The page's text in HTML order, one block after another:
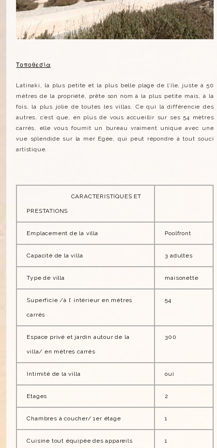
Τοποθεσία
Latinaki, la plus petite et la plus belle plage de l’île, juste à 50
mètres de la propriété, prête son nom à la plus petite mais, à la
fois, la plus jolie de toutes les villas. Ce qui la différencie des
autres, c’est que, en plus de vous accueillir sur ses 54 mètres
carrés, elle vous fournit un bureau vraiment unique avec une
vue splendide sur la mer Egée, qui peut répondre à tout souci
artistique.
CARACTERISTIQUES ET
PRESTATIONS
Emplacement de la villa Poolfront
Capacité de la villa 3 adultes
Type de villa maisonette
Superficie /à l’ intérieur en mètres
carrés
54
Espace privé et jardin autour de la
villa/ en mètres carrés
300
Intimité de la villa oui
Etages 2
Chambres à coucher/ 1er étage 1
Cuisine tout équipée des appareils 1